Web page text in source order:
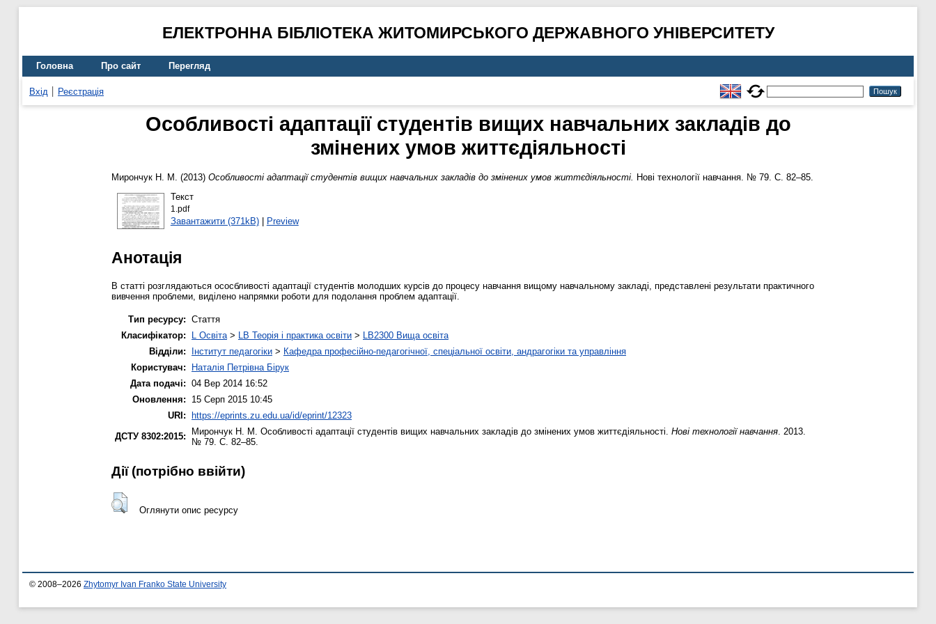
ЕЛЕКТРОННА БІБЛІОТЕКА ЖИТОМИРСЬКОГО ДЕРЖАВНОГО УНІВЕРСИТЕТУ
Головна Про сайт Перегляд
Вхід Реєстрація
Особливості адаптації студентів вищих навчальних закладів до
змінених умов життєдіяльності
Мирончук Н. М. (2013) Особливості адаптації студентів вищих навчальних закладів до змінених умов життєдіяльності. Нові технології навчання. № 79. С. 82–85.
Текст
1.pdf
Завантажити (371kB)| Preview
Анотація
В статті розглядаються ососбливості адаптації студентів молодших курсів до процесу навчання вищому навчальному закладі, представлені результати практичного
вивчення проблеми, виділено напрямки роботи для подолання проблем адаптації.
Тип ресурсу: Стаття
Класифікатор:
L Освіта > LB Теорія і практика освіти > LB2300 Вища освіта
Відділи:
Інститут педагогіки > Кафедра професійно-педагогічної, спеціальної освіти, андрагогіки та управління
Користувач:
Наталія Петрівна Бірук
Дата подачі: 04 Вер 2014 16:52
Оновлення:
15 Серп 2015 10:45
URI: https://eprints.zu.edu.ua/id/eprint/12323
ДСТУ 8302:2015:
Мирончук Н. М. Особливості адаптації студентів вищих навчальних закладів до змінених умов життєдіяльності. Нові технології навчання . 2013.
№ 79. С. 82–85.
Дії ​​(потрібно ввійти)
Оглянути опис ресурсу
© 2008–2026 Zhytomyr Ivan Franko State University